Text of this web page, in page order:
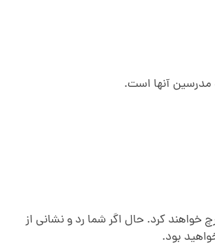
مدرسین آنها است.
کرد. حال اگر شما رد و نشانی از
بود.